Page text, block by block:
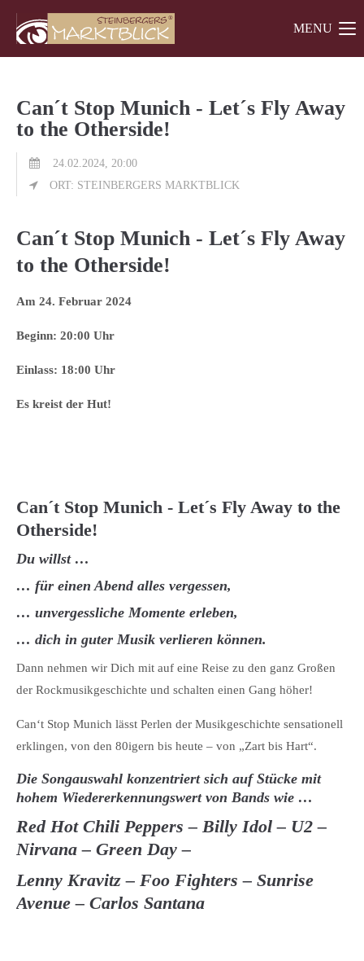
Der Eintrag "offcanvas-col1" existiert leider nicht.
MENU
Can´t Stop Munich - Let´s Fly Away
to the Otherside!
24.02.2024, 20:00
ORT: STEINBERGERS MARKTBLICK
Can´t Stop Munich - Let´s Fly Away
to the Otherside!
Am 24. Februar 2024
Beginn: 20:00 Uhr
Einlass: 18:00 Uhr
Es kreist der Hut!
Can´t Stop Munich - Let´s Fly Away to the
Otherside!
Du willst …
… für einen Abend alles vergessen,
… unvergessliche Momente erleben,
… dich in guter Musik verlieren können.
Dann nehmen wir Dich mit auf eine Reise zu den ganz Großen
der Rockmusikgeschichte und schalten einen Gang höher!
Can‘t Stop Munich lässt Perlen der Musikgeschichte sensationell
erklingen, von den 80igern bis heute – von „Zart bis Hart“.
Die Songauswahl konzentriert sich auf Stücke mit
hohem Wiedererkennungswert von Bands wie …
Red Hot Chili Peppers – Billy Idol – U2 –
Nirvana – Green Day –
Lenny Kravitz – Foo Fighters – Sunrise
Avenue – Carlos Santana